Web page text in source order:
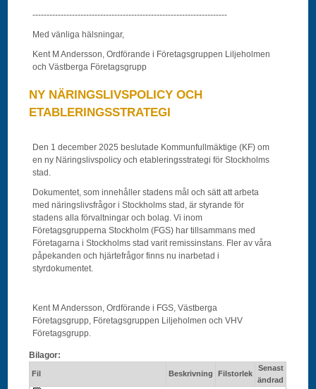
---------------------------------------------------------------------
Med vänliga hälsningar,
Kent M Andersson, Ordförande i Företagsgruppen Liljeholmen
och Västberga Företagsgrupp
NY NÄRINGSLIVSPOLICY OCH
ETABLERINGSSTRATEGI
Den 1 december 2025 beslutade Kommunfullmäktige (KF) om
en ny Näringslivspolicy och etableringsstrategi för Stockholms
stad.
Dokumentet, som innehåller stadens mål och sätt att arbeta
med näringslivsfrågor i Stockholms stad, är styrande för
stadens alla förvaltningar och bolag. Vi inom
Företagsgrupperna Stockholm (FGS) har tillsammans med
Företagarna i Stockholms stad varit remissinstans. Fler av våra
påpekanden och hjärtefrågor finns nu inarbetad i
styrdokumentet.
Kent M Andersson, Ordförande i FGS, Västberga
Företagsgrupp, Företagsgruppen Liljeholmen och VHV
Företagsgrupp.
Bilagor:
Fil Beskrivning Filstorlek
Senast
ändrad